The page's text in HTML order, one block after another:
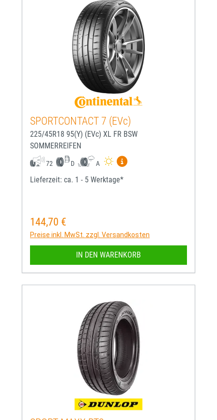
SPORTCONTACT 7 (EVc)
225/45R18 95(Y) (EVc) XL FR BSW
SOMMERREIFEN
72 D A
Mehr Informationen zum
Lieferzeit: ca. 1 - 5 Werktage*
Regulärer Preis:
144,70 €
Preise inkl. MwSt. zzgl. Versandkosten
IN DEN WARENKORB